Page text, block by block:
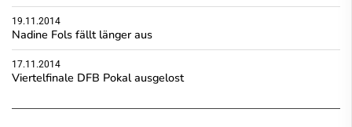
19.11.2014
Nadine Fols fällt länger aus
17.11.2014
Viertelfinale DFB Pokal ausgelost